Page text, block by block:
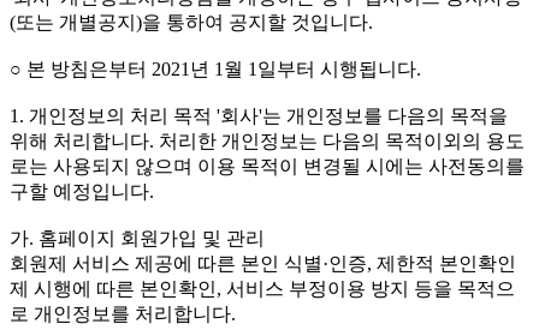
(또는 개별공지)을 통하여 공지할 것입니다.
○ 본 방침은부터 2021년 1월 1일부터 시행됩니다.
1. 개인정보의 처리 목적 '회사'는 개인정보를 다음의 목적을
위해 처리합니다. 처리한 개인정보는 다음의 목적이외의 용도
로는 사용되지 않으며 이용 목적이 변경될 시에는 사전동의를
구할 예정입니다.
가. 홈페이지 회원가입 및 관리
회원제 서비스 제공에 따른 본인 식별·인증, 제한적 본인확인
제 시행에 따른 본인확인, 서비스 부정이용 방지 등을 목적으
로 개인정보를 처리합니다.